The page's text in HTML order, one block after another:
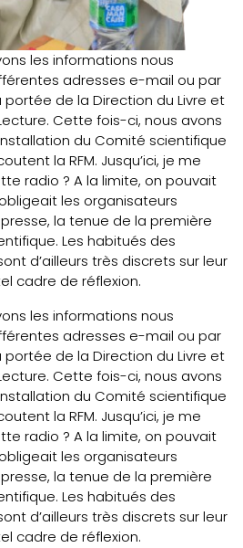
les informations nous
adresses e-mail ou par
portée de la Direction du Livre et
Cette fois-ci, nous avons
du Comité scientifique
la RFM. Jusqu’ici, je me
radio ? A la limite, on pouvait
les organisateurs
la tenue de la première
Les habitués des
d’ailleurs très discrets sur leur
cadre de réflexion.
les informations nous
adresses e-mail ou par
portée de la Direction du Livre et
Cette fois-ci, nous avons
du Comité scientifique
la RFM. Jusqu’ici, je me
radio ? A la limite, on pouvait
les organisateurs
la tenue de la première
Les habitués des
d’ailleurs très discrets sur leur
cadre de réflexion.